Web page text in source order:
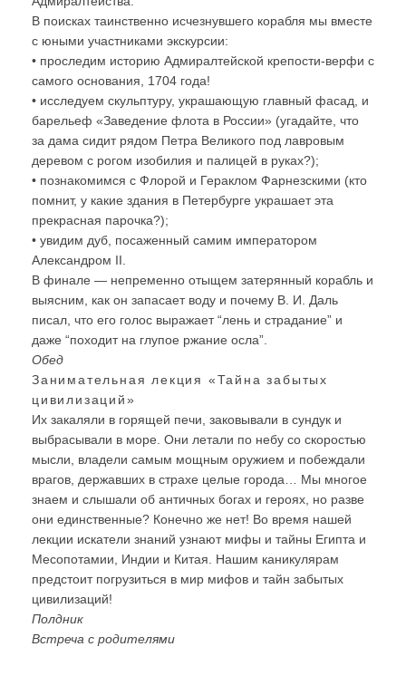
В поисках таинственно исчезнувшего корабля мы вместе
с юными участниками экскурсии:
• проследим историю Адмиралтейской крепости-верфи с
самого основания, 1704 года!
• исследуем скульптуру, украшающую главный фасад, и
барельеф «Заведение флота в России» (угадайте, что
за дама сидит рядом Петра Великого под лавровым
деревом с рогом изобилия и палицей в руках?);
• познакомимся с Флорой и Гераклом Фарнезскими (кто
помнит, у какие здания в Петербурге украшает эта
прекрасная парочка?);
• увидим дуб, посаженный самим императором
Александром II.
В финале — непременно отыщем затерянный корабль и
выясним, как он запасает воду и почему В. И. Даль
писал, что его голос выражает “лень и страдание” и
даже “походит на глупое ржание осла”.
Обед
Занимательная лекция «Тайна забытых
цивилизаций»
Их закаляли в горящей печи, заковывали в сундук и
выбрасывали в море. Они летали по небу со скоростью
мысли, владели самым мощным оружием и побеждали
врагов, державших в страхе целые города… Мы многое
знаем и слышали об античных богах и героях, но разве
они единственные? Конечно же нет! Во время нашей
лекции искатели знаний узнают мифы и тайны Египта и
Месопотамии, Индии и Китая. Нашим каникулярам
предстоит погрузиться в мир мифов и тайн забытых
цивилизаций!
Полдник
Встреча с родителями